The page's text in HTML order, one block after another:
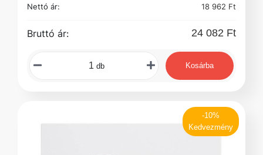
Nettó ár:
18 962 Ft
Bruttó ár: 24 082 Ft
db Kosárba
-10%
Kedvezmény